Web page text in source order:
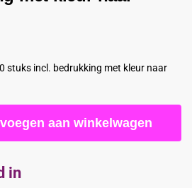
stuks incl. bedrukking met kleur naar
aan winkelwagen
in